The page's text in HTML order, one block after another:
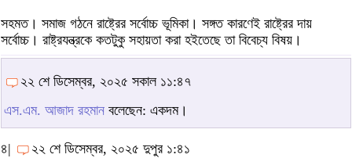
সহমত। সমাজ গঠনে রাষ্ট্রের সর্বোচ্চ ভূমিকা। সঙ্গত কারণেই রাষ্ট্রের দায়
সর্বোচ্চ। রাষ্ট্রযন্ত্রকে কতটুকু সহায়তা করা হইতেছে তা বিবেচ্য বিষয়।
২২ শে ডিসেম্বর, ২০২৫ সকাল ১১:৪৭
এস.এম. আজাদ রহমান বলেছেন: একদম।
৪|
২২ শে ডিসেম্বর, ২০২৫ দুপুর ১:৪১